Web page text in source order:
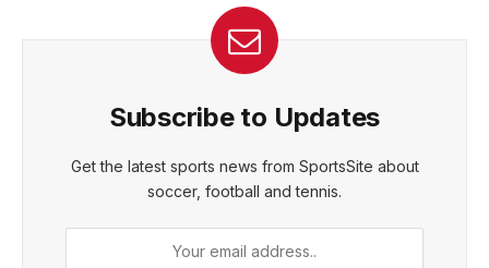
Subscribe to Updates
Get the latest sports news from SportsSite about
soccer, football and tennis.